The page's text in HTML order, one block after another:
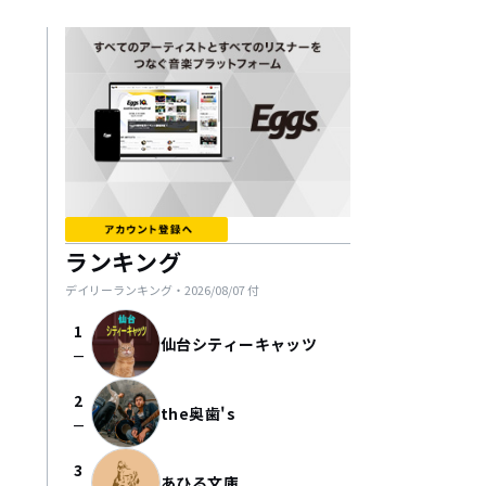
ランキング
デイリーランキング・ 2026/08/07付
1
check_indeterminate_small 仙台シティーキャッツ
2
check_indeterminate_small the奥歯's
3